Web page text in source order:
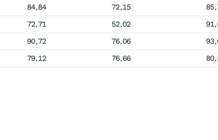
84,84 72,15
72,71 52,02
90,72 76,06
79,12 76,66